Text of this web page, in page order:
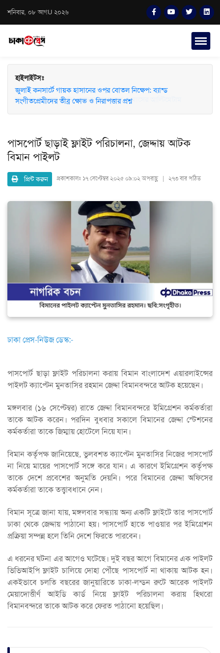
শনিবার, ০৮ আগU ২০২৬
হাইলাইটসঃ
জুলাই কনসার্টে গায়ক হাসানের ওপর বোতল নিক্ষেপ: ব্যান্ড
সংগীতপ্রেমীদের তীব্র ক্ষোভ ও নিরাপত্তার প্রশ্ন
পাসপোর্ট ছাড়াই ফ্লাইট পরিচালনা, জেদ্দায় আটক
বিমান পাইলট
প্রিন্ট করুন প্রকাশকালঃ ১৭ সেপ্টেম্বর ২০২৫ ০৯:০২ অপরাহ্ণ | ২৭৩ বার পঠিত
ঢাকা প্রেস-নিউজ ডেস্ক:-
পাসপোর্ট ছাড়া ফ্লাইট পরিচালনা করায় বিমান বাংলাদেশ এয়ারলাইন্সের
পাইলট ক্যাপ্টেন মুনতাসির রহমান জেদ্দা বিমানবন্দরে আটক হয়েছেন।
মঙ্গলবার (১৬ সেপ্টেম্বর) রাতে জেদ্দা বিমানবন্দরে ইমিগ্রেশন কর্মকর্তারা
তাকে আটক করেন। পরদিন বুধবার সকালে বিমানের জেদ্দা স্টেশনের
কর্মকর্তারা তাকে জিম্মায় হোটেলে নিয়ে যান।
বিমান কর্তৃপক্ষ জানিয়েছে, ভুলবশত ক্যাপ্টেন মুনতাসির নিজের পাসপোর্ট
না নিয়ে মায়ের পাসপোর্ট সঙ্গে করে যান। এ কারণে ইমিগ্রেশন কর্তৃপক্ষ
তাকে দেশে প্রবেশের অনুমতি দেয়নি। পরে বিমানের জেদ্দা অফিসের
কর্মকর্তারা তাকে তত্ত্বাবধানে নেন।
বিমান সূত্রে জানা যায়, মঙ্গলবার সন্ধ্যায় অন্য একটি ফ্লাইটে তার পাসপোর্ট
ঢাকা থেকে জেদ্দায় পাঠানো হয়। পাসপোর্ট হাতে পাওয়ার পর ইমিগ্রেশন
প্রক্রিয়া সম্পন্ন হলে তিনি দেশে ফিরতে পারবেন।
এ ধরনের ঘটনা এর আগেও ঘটেছে। দুই বছর আগে বিমানের এক পাইলট
ভিভিআইপি ফ্লাইট চালিয়ে দোহা পৌঁছে পাসপোর্ট না থাকায় আটক হন।
একইভাবে চলতি বছরের জানুয়ারিতে ঢাকা-লন্ডন রুটে আরেক পাইলট
মেয়াদোত্তীর্ণ আইডি কার্ড নিয়ে ফ্লাইট পরিচালনা করায় হিথরো
বিমানবন্দরে তাকে আটক করে ফেরত পাঠানো হয়েছিল।